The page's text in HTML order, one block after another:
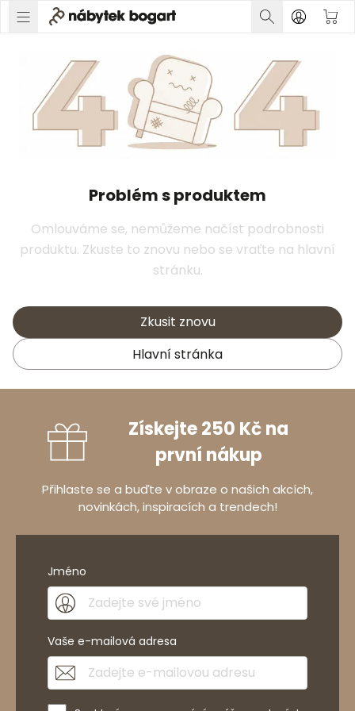
Problém s produktem
Omlouváme se, nemůžeme načíst podrobnosti
produktu. Zkuste to znovu nebo se vraťte na hlavní
stránku.
Zkusit znovu
Hlavní stránka
Získejte 250 Kč na
první nákup
Přihlaste se a buďte v obraze o našich akcích,
novinkách, inspiracích a trendech!
Jméno
Vaše e-mailová adresa